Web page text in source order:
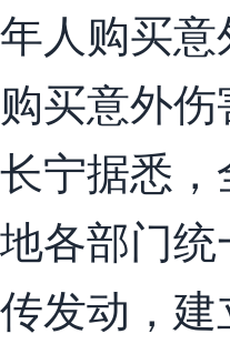
年人购买
购买意外伤
长宁据悉
地各部门
传发动，